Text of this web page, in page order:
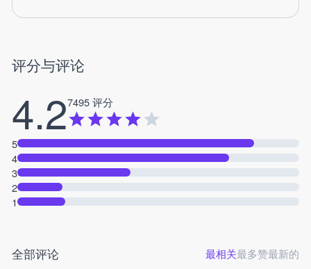
评分与评论
4.27495 评分
5
4
3
2
1
全部评论 最相关最多赞最新的